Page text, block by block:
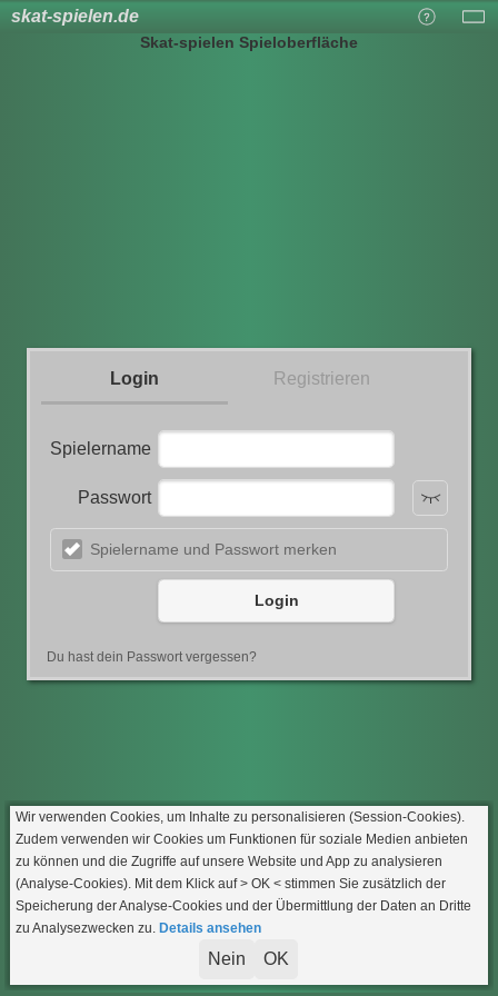
skat-spielen.de
Skat-spielen Spieloberfläche
Login Registrieren
Spielername
Passwort
Spielername und Passwort merken
Login
Du hast dein Passwort vergessen?
Wir verwenden Cookies, um Inhalte zu personalisieren (Session-Cookies).
Zudem verwenden wir Cookies um Funktionen für soziale Medien anbieten
zu können und die Zugriffe auf unsere Website und App zu analysieren
(Analyse-Cookies). Mit dem Klick auf> OK < stimmen Sie zusätzlich der
Speicherung der Analyse-Cookies und der Übermittlung der Daten an Dritte
zu Analysezwecken zu. Details ansehen
Nein OK